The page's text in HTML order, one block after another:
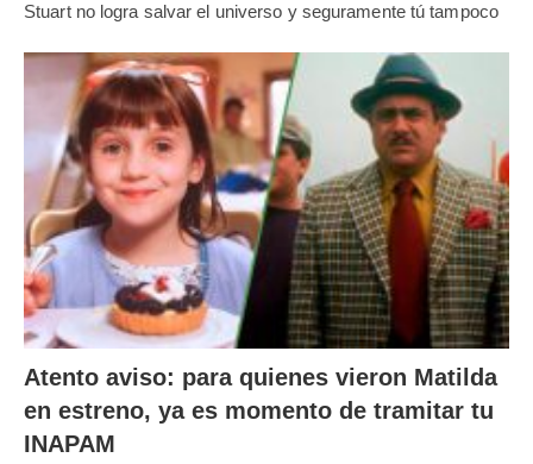
Stuart no logra salvar el universo y seguramente tú tampoco
Atento aviso: para quienes vieron Matilda
en estreno, ya es momento de tramitar tu
INAPAM